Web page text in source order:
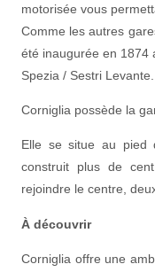
motorisée vous
Comme les autres
été inaugurée en 1874
Spezia / Sestri Levante.
Corniglia possède la
Elle se situe au pied
construit plus de
rejoindre le centre,
À découvrir
Corniglia offre une